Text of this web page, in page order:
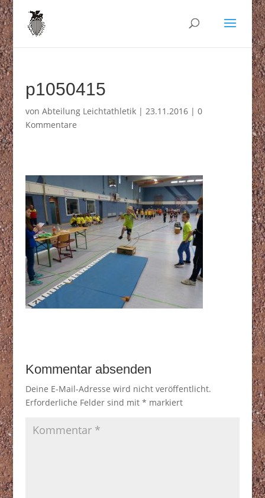
p1050415
von Abteilung Leichtathletik| 23.11.2016| 0
Kommentare
Kommentar absenden
Deine E-Mail-Adresse wird nicht veröffentlicht.
Erforderliche Felder sind mit * markiert